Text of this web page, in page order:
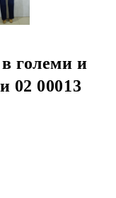
големи и
02 00013